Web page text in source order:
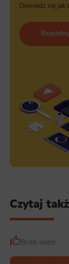
Dowiedz się jak
Czytaj
Brak ocen